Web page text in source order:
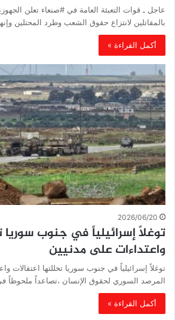
عاجل ـ قوات التعبئة العامة في #صنعاء تعلن
بالمقاتلين لانتزاع حقوق الشعب وطرد المحتلين
أكمل القراءة »
2026/06/20
توغلاً إسرائيلياً في جنوب سوريا
واعتداءات على مدنيين
توغلاً إسرائيلياً في جنوب سوريا تخللتها اعتقالات
المرصد السوري لحقوق الإنسان ،تصاعداً ملحوظاً
أكمل القراءة »